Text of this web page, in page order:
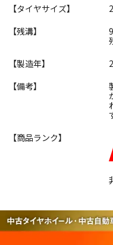
【タイヤサイズ】
【残溝】
【製造年】
【備考】
【商品ランク】